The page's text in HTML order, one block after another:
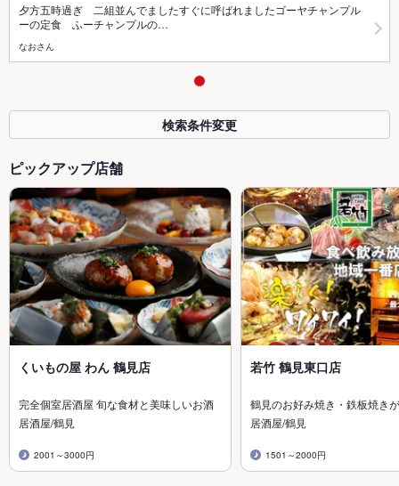
夕方五時過ぎ 二組並んでましたすぐに呼ばれましたゴーヤチャンプル
ーの定食 ふーチャンプルの…
なおさん
検索条件変更
ピックアップ店舗
くいもの屋 わん 鶴見店
完全個室居酒屋 旬な食材と美味しいお酒
居酒屋/鶴見
2001～3000円
若竹 鶴見東口店
鶴見のお好み焼き・鉄板焼き
居酒屋/鶴見
1501～2000円